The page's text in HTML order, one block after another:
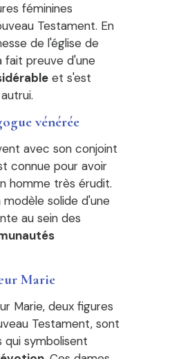
féminines
Testament. En
de l'église de
fait preuve d'une
et s'est
vénérée
avec son conjoint
connue pour avoir
homme très érudit.
modèle solide d'une
au sein des
Marie
Marie, deux figures
Testament, sont
qui symbolisent